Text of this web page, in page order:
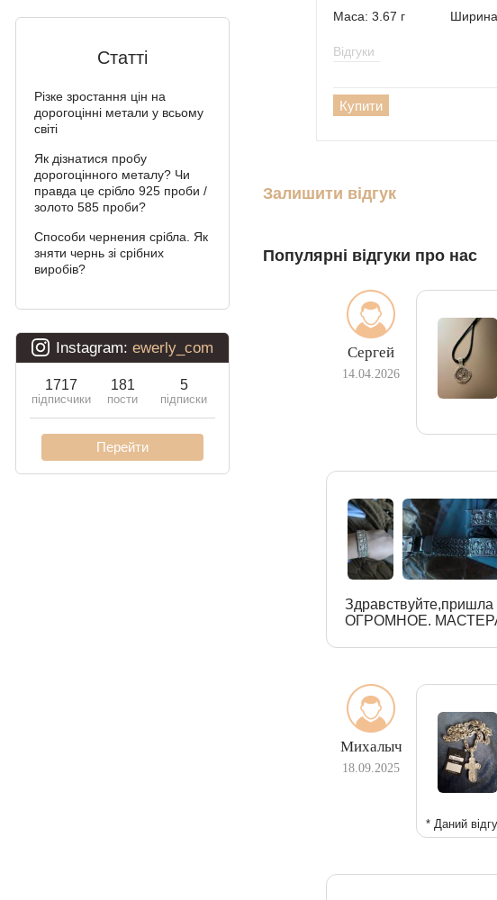
Давид
Подвійний Бісмарк
Подвійний рамзес
панцирное)
Кардинал (Пітон,
Молнія
Статті
Різке зростання цін на
дорогоцінні метали у всьому
світі
Як дізнатися пробу
дорогоцінного металу? Чи
правда це срібло 925 проби /
золото 585 проби?
Способи чернения срібла. Як
зняти чернь зі срібних
виробів?
Маса: 3.67 г
Відгуки
Купити
Залишити відгук
Популярні відгуки про нас
Сергей
14.04.2026
ОГРОМНОЕ.
Михалыч
18.09.2025
* Даний